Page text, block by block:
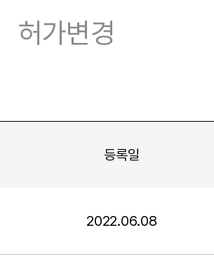
허가변경
등록일
2022.06.08